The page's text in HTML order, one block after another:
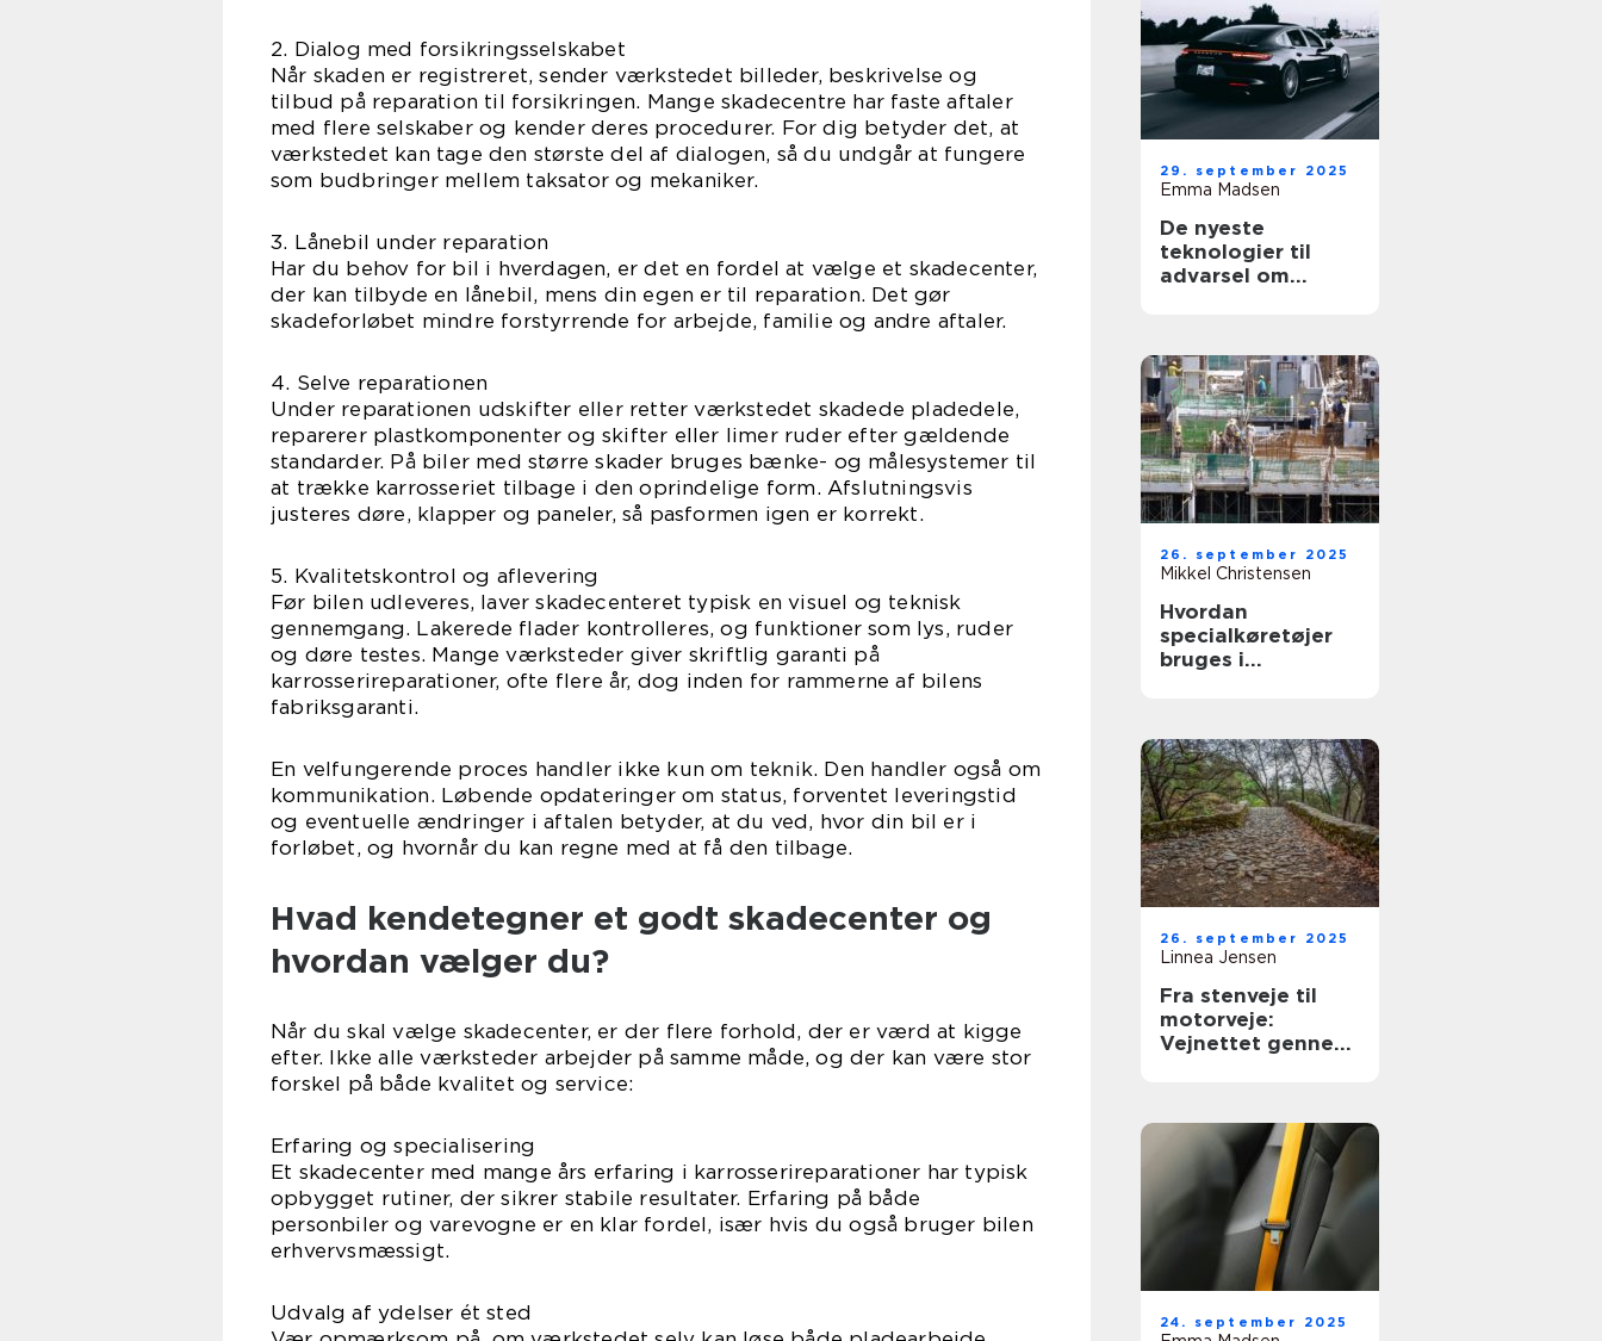
2. Dialog med forsikringsselskabet
Når skaden er registreret, sender værkstedet billeder, beskrivelse og
tilbud på reparation til forsikringen. Mange skadecentre har faste aftaler
med flere selskaber og kender deres procedurer. For dig betyder det, at
værkstedet kan tage den største del af dialogen, så du undgår at fungere
som budbringer mellem taksator og mekaniker.
3. Lånebil under reparation
Har du behov for bil i hverdagen, er det en fordel at vælge et skadecenter,
der kan tilbyde en lånebil, mens din egen er til reparation. Det gør
skadeforløbet mindre forstyrrende for arbejde, familie og andre aftaler.
4. Selve reparationen
Under reparationen udskifter eller retter værkstedet skadede pladedele,
reparerer plastkomponenter og skifter eller limer ruder efter gældende
standarder. På biler med større skader bruges bænke- og målesystemer til
at trække karrosseriet tilbage i den oprindelige form. Afslutningsvis
justeres døre, klapper og paneler, så pasformen igen er korrekt.
5. Kvalitetskontrol og aflevering
Før bilen udleveres, laver skadecenteret typisk en visuel og teknisk
gennemgang. Lakerede flader kontrolleres, og funktioner som lys, ruder
og døre testes. Mange værksteder giver skriftlig garanti på
karrosserireparationer, ofte flere år, dog inden for rammerne af bilens
fabriksgaranti.
En velfungerende proces handler ikke kun om teknik. Den handler også om
kommunikation. Løbende opdateringer om status, forventet leveringstid
og eventuelle ændringer i aftalen betyder, at du ved, hvor din bil er i
forløbet, og hvornår du kan regne med at få den tilbage.
Hvad kendetegner et godt skadecenter og
hvordan vælger du?
Når du skal vælge skadecenter, er der flere forhold, der er værd at kigge
efter. Ikke alle værksteder arbejder på samme måde, og der kan være stor
forskel på både kvalitet og service:
Erfaring og specialisering
Et skadecenter med mange års erfaring i karrosserireparationer har typisk
opbygget rutiner, der sikrer stabile resultater. Erfaring på både
personbiler og varevogne er en klar fordel, især hvis du også bruger bilen
erhvervsmæssigt.
Udvalg af ydelser ét sted
29. september 2025
Emma Madsen
De nyeste
teknologier til
advarsel om
26. september 2025
Mikkel Christensen
Hvordan
specialkøretøjer
bruges i
26. september 2025
Linnea Jensen
Fra stenveje til
motorveje:
Vejnettet gennem
24. september 2025